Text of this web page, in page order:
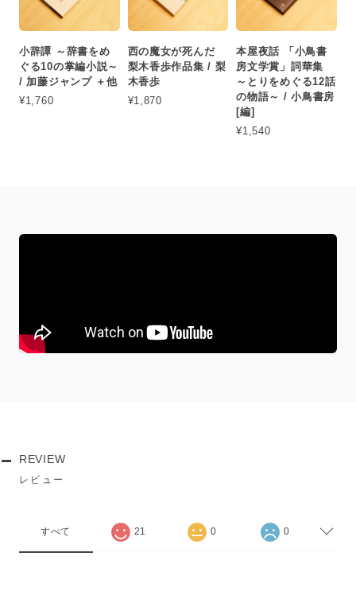
小辞譚 ～辞書をめ
ぐる10の掌編小説～
/ 加藤ジャンプ ＋他
¥1,760
西の魔女が死んだ
梨木香歩作品集 / 梨
木香歩
¥1,870
本屋夜話 「小鳥書
房文学賞」詞華集
～とりをめぐる12話
の物語～ / 小鳥書房
[編]
¥1,540
REVIEW
レビュー
すべて 21 0 0